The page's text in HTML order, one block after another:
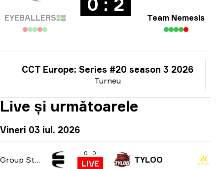
EYEBALLERS🇸🇪 Team Nemesis
Turneu
CCT Europe: Series #20 season 3 2026
Live și următoarele
Vineri 03 iul. 2026
Group Stage
0 : 0
LIVE TYLOO